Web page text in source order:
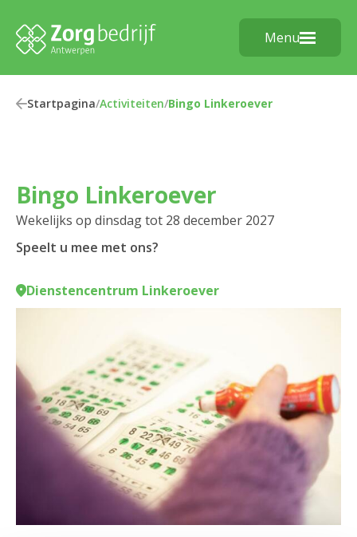
Menu
Startpagina/Activiteiten/Bingo Linkeroever
Bingo Linkeroever
Wekelijks op dinsdag tot 28 december 2027
Speelt u mee met ons?
Dienstencentrum Linkeroever